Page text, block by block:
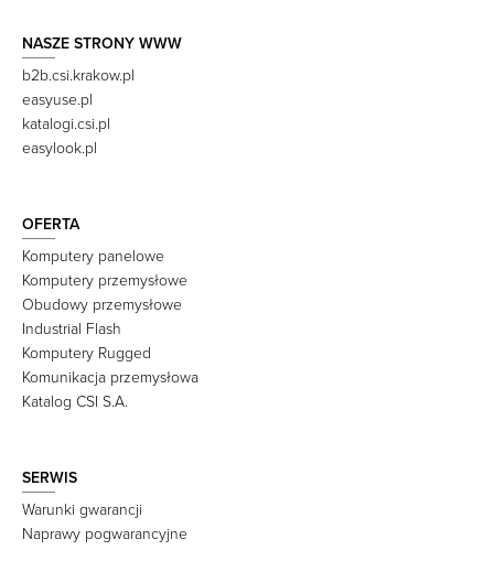
NASZE STRONY WWW
b2b.csi.krakow.pl
easyuse.pl
katalogi.csi.pl
easylook.pl
OFERTA
Komputery panelowe
Komputery przemysłowe
Obudowy przemysłowe
Industrial Flash
Komputery Rugged
Komunikacja przemysłowa
Katalog CSI S.A.
SERWIS
Warunki gwarancji
Naprawy pogwarancyjne